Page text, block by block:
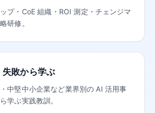
プ・CoE 組織・ROI 測定・チェンジマ
研修。
敗から学ぶ
中堅中小企業など業界別の AI 活用事
学ぶ実践教訓。